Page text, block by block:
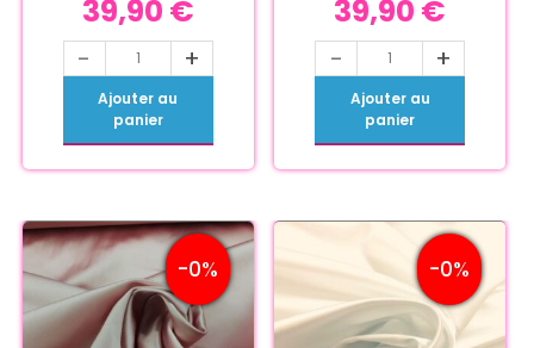
39,90 €
- +
Ajouter au
panier
39,90 €
- +
Ajouter au
panier
-0% -0%